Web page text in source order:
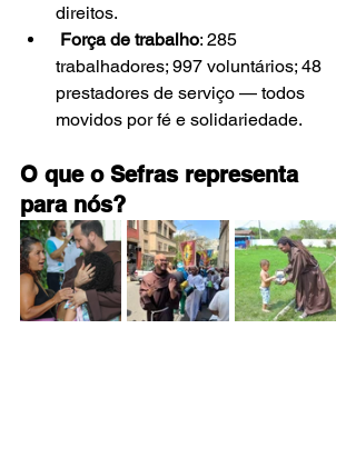
direitos.
Força de trabalho: 285
trabalhadores; 997 voluntários; 48
prestadores de serviço — todos
movidos por fé e solidariedade.
O que o Sefras representa
para nós?